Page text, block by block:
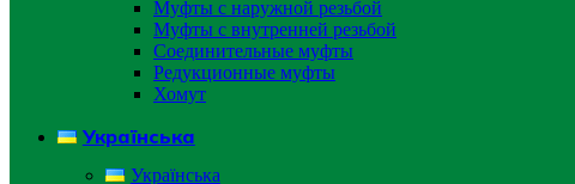
Муфты с наружной резьбой
Муфты с внутренней резьбой
Соединительные муфты
Редукционные муфты
Хомут
Українська
Українська